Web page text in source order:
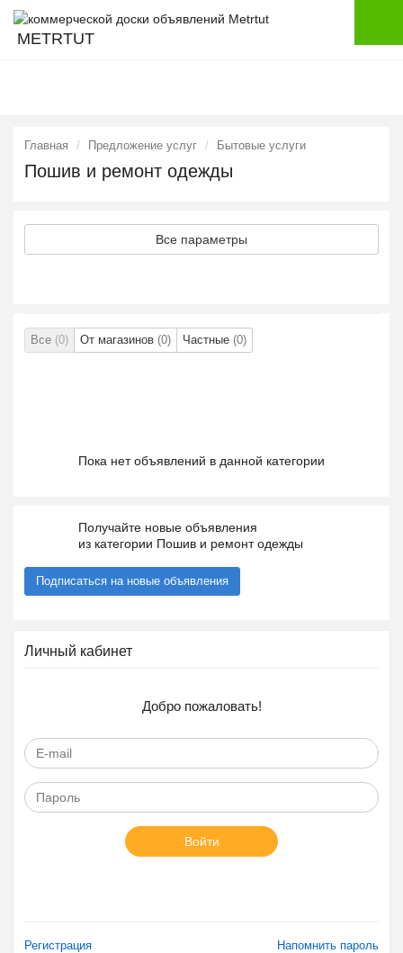
METRTUT
Главная Предложение услуг Бытовые услуги
Пошив и ремонт одежды
Все параметры
Все (0) От магазинов (0) Частные (0)
Пока нет объявлений в данной категории
Получайте новые объявления
из категории Пошив и ремонт одежды
Подписаться на новые объявления
Личный кабинет
Добро пожаловать!
Войти
Регистрация Напомнить пароль